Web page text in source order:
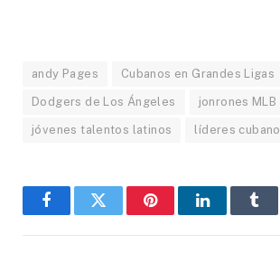
andy Pages Cubanos en Grandes Ligas
Dodgers de Los Ángeles jonrones MLB
jóvenes talentos latinos líderes
FacebookTwitter PinterestLinkedIn